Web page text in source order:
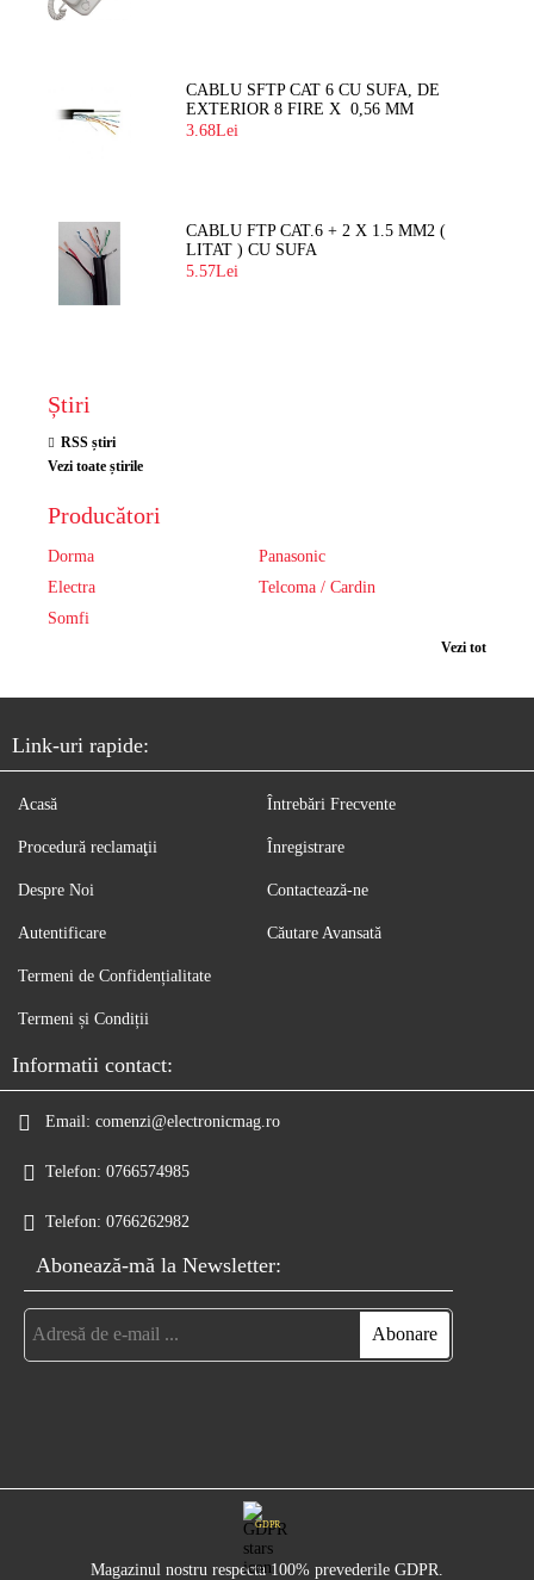
CABLU SFTP CAT 6 CU SUFA, DE
EXTERIOR 8 FIRE X 0,56 MM
3.68Lei
CABLU FTP CAT.6 + 2 X 1.5 MM2 (
LITAT ) CU SUFA
5.57Lei
Știri
RSS știri
Vezi toate știrile
Producători
Dorma
Panasonic
Electra
Telcoma / Cardin
Somfi
Vezi tot
Link-uri rapide:
Acasă
Procedură reclamaţii
Despre Noi
Autentificare
Întrebări Frecvente
Înregistrare
Contactează-ne
Căutare Avansată
Termeni de Confidențialitate
Termeni și Condiții
Informatii contact:
Email: comenzi@electronicmag.ro
Telefon: 0766574985
Telefon: 0766262982
Abonează-mă la Newsletter:
GDPR
Magazinul nostru respecta 100% prevederile GDPR.